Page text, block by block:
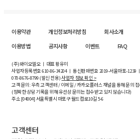
이용약관 개인정보처리방침 회사소개
이용방법
공지사항 이벤트 FAQ
(주)와이오엘오 ㅣ 대표 황유미
사업자등록번호610-86-34204ㅣ 통신판매번호 2019-서울마포-1239
070-8676-8799 (발신 전용)사업자 정보 확인 >
고객 문의: 우측 고객센터 / 이메일 / 카카오플러스 채널을 통해 문의
(정확한 상담 기록을 위해 유선상 문의는 접수받고 있지 않습니다)
주소 [04004] 서울특별시 마포구 월드컵로10길5-6
고객센터